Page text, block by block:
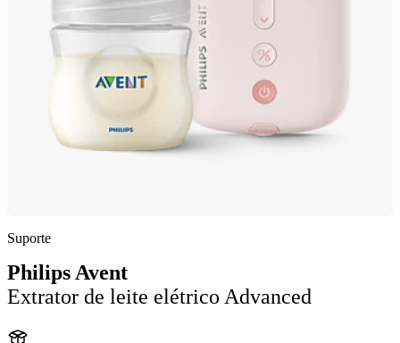
Suporte
Philips Avent
Extrator de leite elétrico Advanced